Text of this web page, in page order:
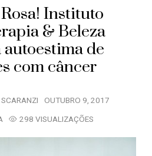
Instituto
& Beleza
de
com câncer
OUTUBRO 9, 2017
298 VISUALIZAÇÕES